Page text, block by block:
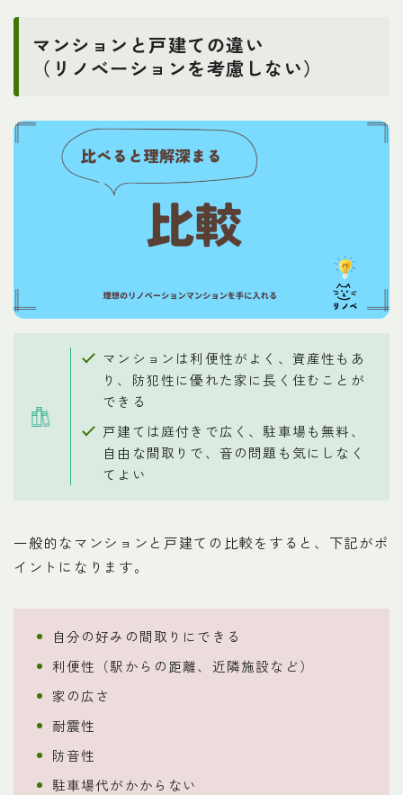
マンションと戸建ての違い
（リノベーションを考慮しない）
マンションは利便性がよく、資産性もあ
り、防犯性に優れた家に長く住むことが
できる
戸建ては庭付きで広く、駐車場も無料、
自由な間取りで、音の問題も気にしなく
てよい
一般的なマンションと戸建ての比較をすると、下記がポ
イントになります。
自分の好みの間取りにできる
利便性（駅からの距離、近隣施設など）
家の広さ
耐震性
防音性
駐車場代がかからない